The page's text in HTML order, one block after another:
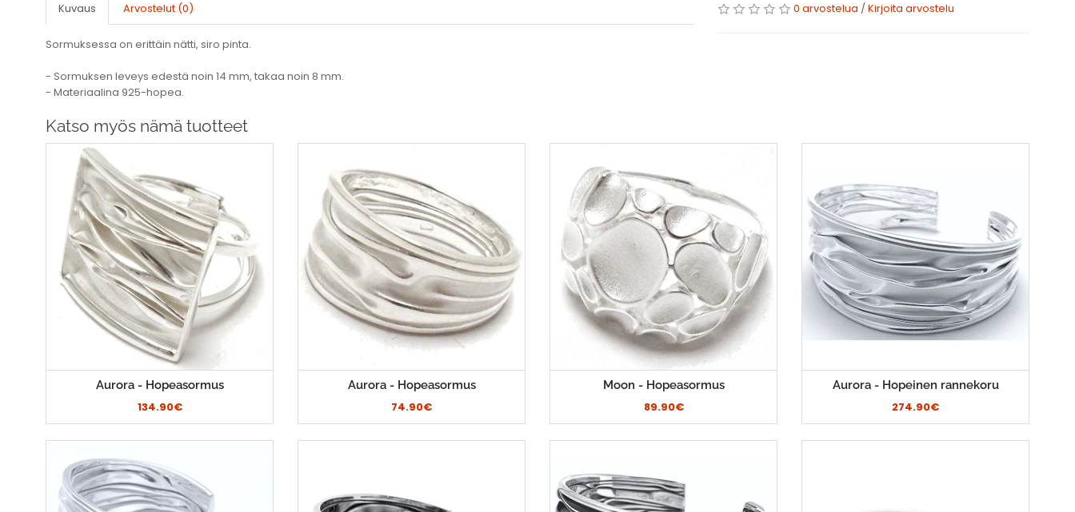
Kuvaus Arvostelut (0)
Sormuksessa on erittäin nätti, siro pinta.
- Sormuksen leveys edestä noin 14 mm, takaa noin 8 mm.
- Materiaalina 925-hopea.
0 arvostelua / Kirjoita arvostelu
Katso myös nämä tuotteet
Aurora - Hopeasormus
134.90€
Aurora - Hopeasormus
74.90€
Moon - Hopeasormus
89.90€
Aurora - Hopeinen rannekoru
274.90€